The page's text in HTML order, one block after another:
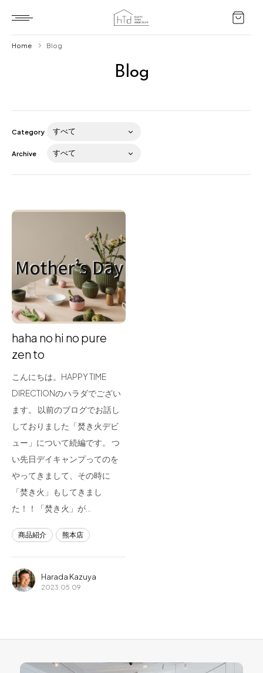
Blog
About us
for Business
Recruit
Contact
フラッグシップストア
熊本店
Arv
Blog
Home Blog
Category
Archive
haha no hi no pure
zen to
こんにちは。HAPPY TIME
DIRECTIONのハラダでござい
ます。 以前のブログでお話し
しておりました「焚き火デビ
ュー」について続編です。 つ
い先日デイキャンプってのを
やってきまして、その時に
「焚き火」もしてきまし
た！！「焚き火」が…
商品紹介 熊本店
Harada Kazuya
2023.05.09